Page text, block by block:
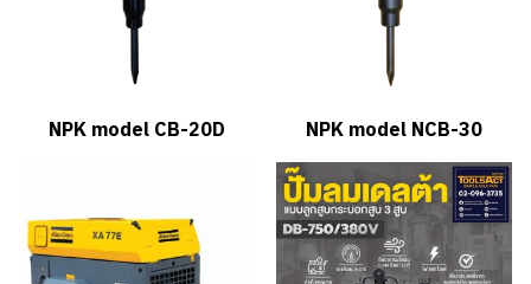
NPK model CB-20D NPK model NCB-30